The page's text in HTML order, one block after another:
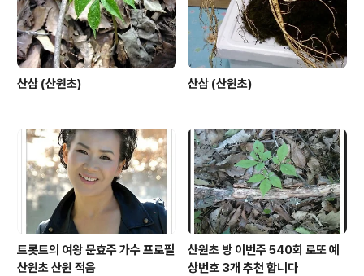
산삼 (산원초) 산삼 (산원초)
트롯트의 여왕 문효주 가수 프로필
산원초 산원 적음
산원초 방 이번주 540회 로또 예
상번호 3개 추천 합니다